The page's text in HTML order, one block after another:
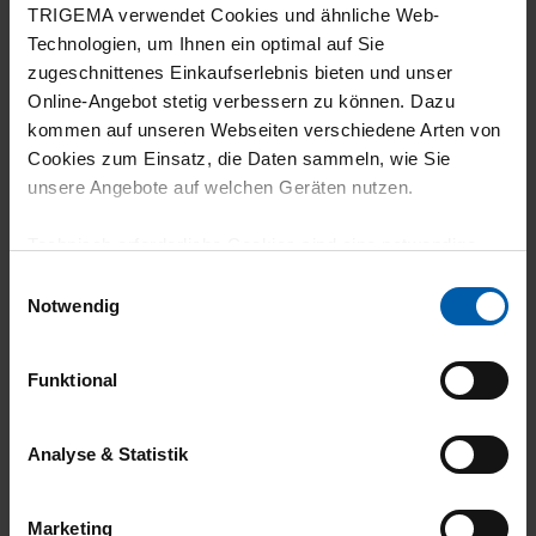
TRIGEMA verwendet Cookies und ähnliche Web-
Technologien, um Ihnen ein optimal auf Sie
zugeschnittenes Einkaufserlebnis bieten und unser
Online-Angebot stetig verbessern zu können. Dazu
kommen auf unseren Webseiten verschiedene Arten von
Cookies zum Einsatz, die Daten sammeln, wie Sie
unsere Angebote auf welchen Geräten nutzen.
grundlegende Funktionen wie etwa zur Auswahl und
gewährleisten.
Für die Darstellung personalisierter Angebote, Anzeigen
und Inhalte aufgrund Ihres Nutzerverhaltens und Ihres
Zwecke zur Analyse und Optimierung unserer
Notwendig
Funktional
Analyse & Statistik
Marketing
climate-neutral
shipping
Family business
14 day return policy
100% Made in